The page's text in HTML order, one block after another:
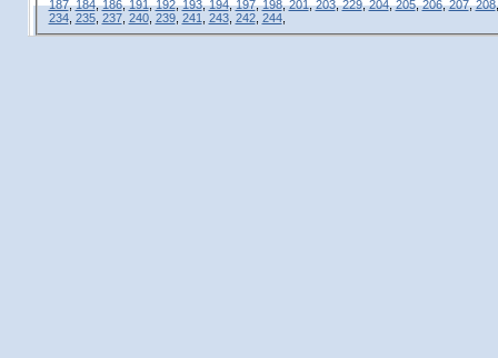
187,184,186,191,192,193,194,197,198,201,203,229,204,205,206,207,208
234, 235, 237, 240, 239, 241 243, 242, 244,